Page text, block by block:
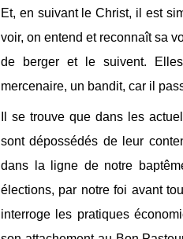
Et, en suivant le Christ, il est
voir, on entend et reconnaît sa
de berger et le suivent.
mercenaire, un bandit, car il
Il se trouve que dans les
sont dépossédés de leur
dans la ligne de notre
élections, par notre foi avant
interroge les pratiques